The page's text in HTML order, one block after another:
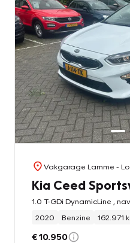
Vakgarage Lamme -
Kia Ceed
1.0 T-GDi DynamicLine ,
2020
Benzine 162.971
€ 10.950